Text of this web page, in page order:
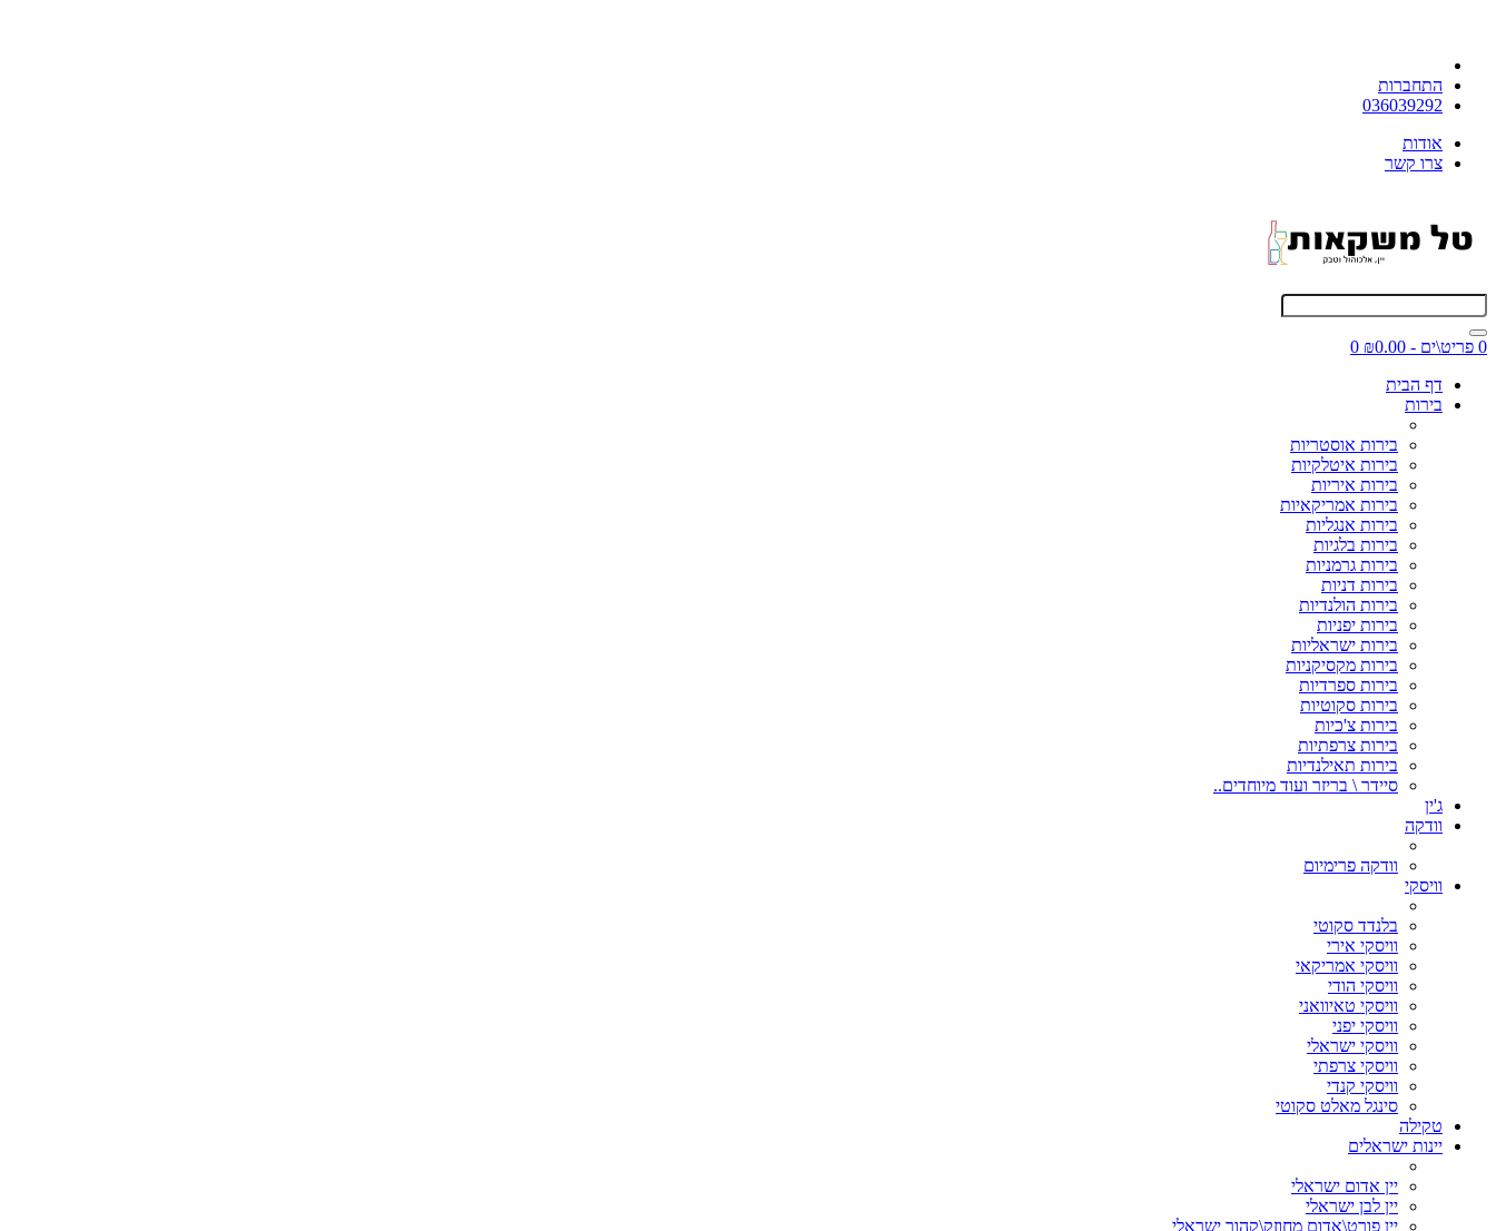
התחברות
036039292
אודות
צרו קשר
0 פריט\ים - ₪0.00
0
דף הבית
בירות
בירות אוסטריות
בירות איטלקיות
בירות איריות
בירות אמריקאיות
בירות אנגליות
בירות בלגיות
בירות גרמניות
בירות דניות
בירות הולנדיות
בירות יפניות
בירות ישראליות
בירות מקסיקניות
בירות ספרדיות
בירות סקוטיות
בירות צ'כיות
בירות צרפתיות
בירות תאילנדיות
סיידר \ בריזר ועוד מיוחדים..
ג'ין
וודקה
וודקה פרימיום
וויסקי
בלנדד סקוטי
וויסקי אירי
וויסקי אמריקאי
וויסקי הודי
וויסקי טאיוואני
וויסקי יפני
וויסקי ישראלי
וויסקי צרפתי
וויסקי קנדי
סינגל מאלט סקוטי
טקילה
יינות ישראלים
יין אדום ישראלי
יין לבן ישראלי
יין פורט\אדום מחוזק\קהור ישראלי